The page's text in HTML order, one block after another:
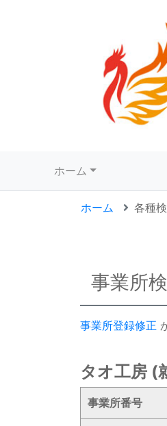
ホーム
ホーム 各種
事業所
事業所登録修正
タオ工房 (
事業所番号